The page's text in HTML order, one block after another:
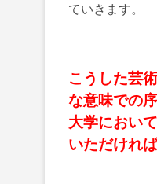
ていきます。
こうした芸
な意味での
大学におい
いただけれ